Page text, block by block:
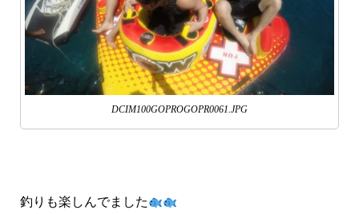
DCIM100GOPROGOPR0061.JPG
釣りも楽しんでました